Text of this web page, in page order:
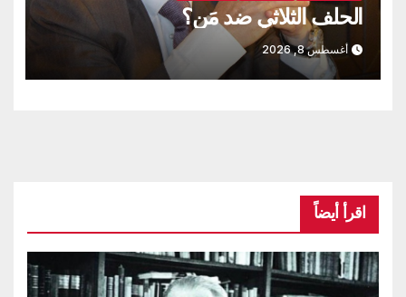
الحلف الثلاثي ضد مَن؟
أغسطس 8, 2026
اقرأ أيضاً